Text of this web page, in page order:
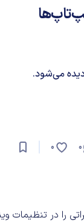
لپ‌تاپ‌ها
0
0
را در تنظیمات